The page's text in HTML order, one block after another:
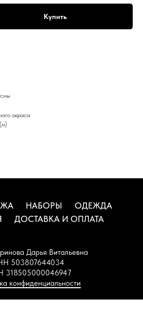
Купить
окраса
НАБОРЫ
ОДЕЖДА
ДОСТАВКА И ОПЛАТА
Дарья Витальевна
503807644034
318505000046947
конфиденциальности